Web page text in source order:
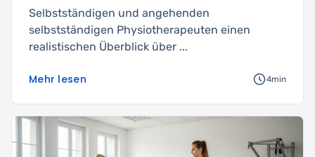
Selbstständigen und angehenden
selbstständigen Physiotherapeuten einen
realistischen Überblick über ...
Mehr lesen 4min